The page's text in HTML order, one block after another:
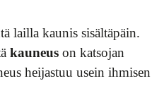
lailla kaunis sisältäpäin.
kauneus on katsojan
heijastuu usein ihmisen